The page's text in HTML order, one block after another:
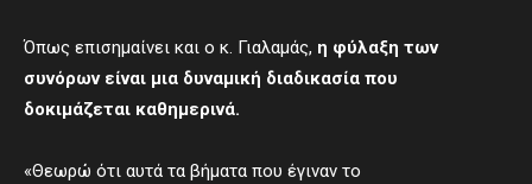
Όπως επισημαίνει και ο κ. Γιαλαμάς, η φύλαξη των
συνόρων είναι μια δυναμική διαδικασία που
δοκιμάζεται καθημερινά.
«Θεωρώ ότι αυτά τα βήματα που έγιναν το